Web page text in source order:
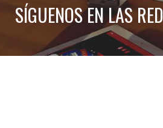
SÍGUENOS EN LAS